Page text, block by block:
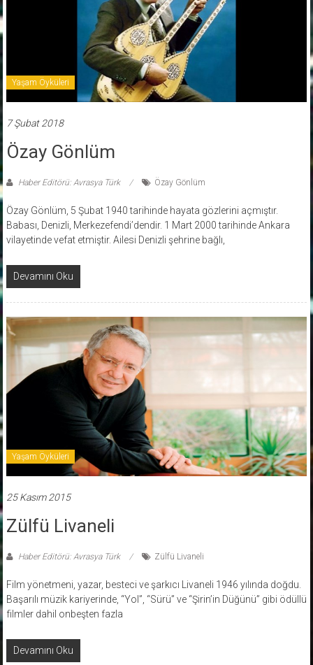
Yaşam Öyküleri
7 Şubat 2018
Özay Gönlüm
Haber Editörü: Avrasya Türk Özay Gönlüm
Özay Gönlüm, 5 Şubat 1940 tarihinde hayata gözlerini açmıştır.
Babası, Denizli, Merkezefendi’dendir. 1 Mart 2000 tarihinde Ankara
vilayetinde vefat etmiştir. Ailesi Denizli şehrine bağlı,
Devamını Oku
Yaşam Öyküleri
25 Kasım 2015
Zülfü Livaneli
Haber Editörü: Avrasya Türk Zülfü Livaneli
Film yönetmeni, yazar, besteci ve şarkıcı Livaneli 1946 yılında doğdu.
Başarılı müzik kariyerinde, “Yol”, “Sürü” ve “Şirin’in Düğünü” gibi ödüllü
filmler dahil onbeşten fazla
Devamını Oku